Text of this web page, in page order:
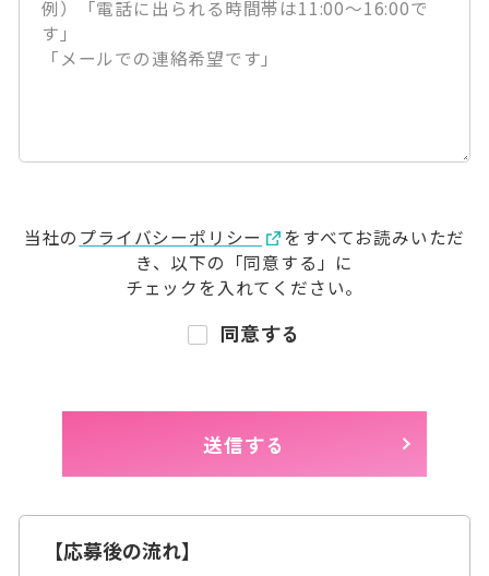
当社の プライバシーポリシー
をすべてお読みいただ
き、 以下の「同意する」に
チェックを入れてください。
同意する
【応募後の流れ】